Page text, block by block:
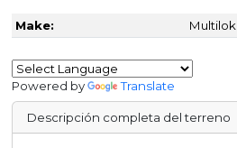
Make: Multilok
Powered by Translate
Descripción completa del terreno